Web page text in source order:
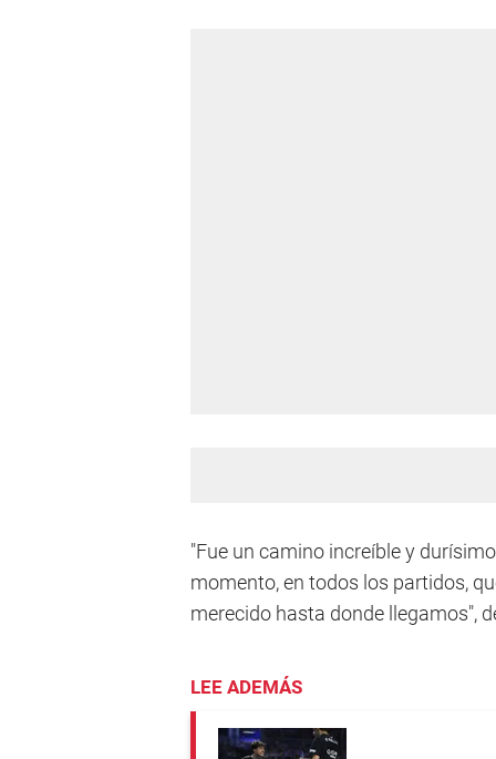
"Fue un camino increíble y
momento, en todos los partidos,
merecido hasta donde llegamos",
LEE ADEMÁS